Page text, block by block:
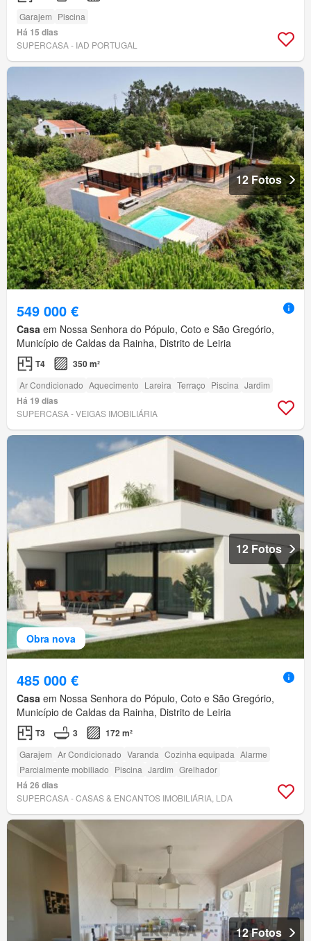
Garajem Piscina
Há 15 dias
SUPERCASA - IAD PORTUGAL
12 Fotos
549 000 €
Casa em Nossa Senhora do Pópulo, Coto e São Gregório,
Município de Caldas da Rainha, Distrito de Leiria
T4 350 m²
Ar Condicionado Aquecimento Lareira Terraço Piscina Jardim
Há 19 dias
SUPERCASA - VEIGAS IMOBILIÁRIA
Obra nova
12 Fotos
485 000 €
Casa em Nossa Senhora do Pópulo, Coto e São Gregório,
Município de Caldas da Rainha, Distrito de Leiria
T3 3 172 m²
Garajem Ar Condicionado Varanda Cozinha equipada Alarme
Parcialmente mobiliado Piscina Jardim Grelhador
Há 26 dias
SUPERCASA - CASAS & ENCANTOS IMOBILIÁRIA, LDA
12 Fotos